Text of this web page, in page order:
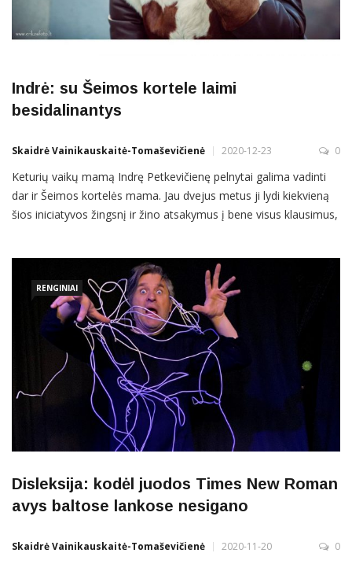
Indrė: su Šeimos kortele laimi
besidalinantys
Skaidrė Vainikauskaitė-Tomaševičienė 2020-12-23 0
Keturių vaikų mamą Indrę Petkevičienę pelnytai galima vadinti
dar ir Šeimos kortelės mama. Jau dvejus metus ji lydi kiekvieną
šios iniciatyvos žingsnį ir žino atsakymus į bene visus klausimus,
Kalbėdama apie nueinančius 2020-uosius, Indrė
RENGINIAI
Disleksija: kodėl juodos Times New Roman
avys baltose lankose nesigano
Skaidrė Vainikauskaitė-Tomaševičienė 2020-11-20 0